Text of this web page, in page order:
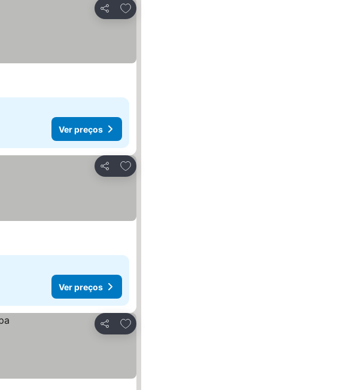
Partilhar
Adicionar aos favoritos
Ver preços
Partilhar
Adicionar aos favoritos
Ver preços
Partilhar
Adicionar aos favoritos